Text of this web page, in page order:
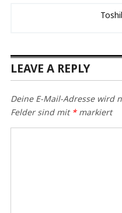
LEAVE A REPLY
Deine E-Mail-Adresse wird
Felder sind mit *markiert